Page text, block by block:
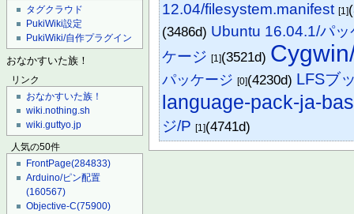
タグクラウド
PukiWiki設定
PukiWiki/自作プラグイン
おなかすいた族！
リンク
おなかすいた族！
wiki.nothing.sh
wiki.guttyo.jp
人気の50件
FrontPage(284833)
Arduino/ピン配置
(160567)
Objective-C(75900)
12.04/filesystem.manifest [1]
(3486d) Ubuntu 16.04.1/パッ
ケージ [1](3521d)
パッケージ [0](4230d) LFSブ
language-pack-ja-
ジ/P [1](4741d)